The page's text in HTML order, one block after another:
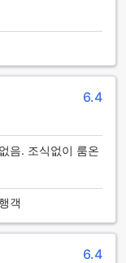
편의를 위해 다
습니다. 이 주차장
을 걱정하지 않고
용하여 여행하시
휴식을 즐겨보세
시설
티넨탈 조식을 즐
침을 시작할 수 있
과 카페가 있어 다
6.4
음. 조식없이 룸온
객
6.4